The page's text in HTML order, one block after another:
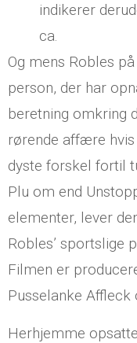
indikerer
ca.
Og mens Robles
person, der har
beretning omkring
rørende affære
dyste forskel fortil
Plu om end
elementer, lever
Robles’ sportslige
Filmen er
Pusselanke Affleck
Herhjemme